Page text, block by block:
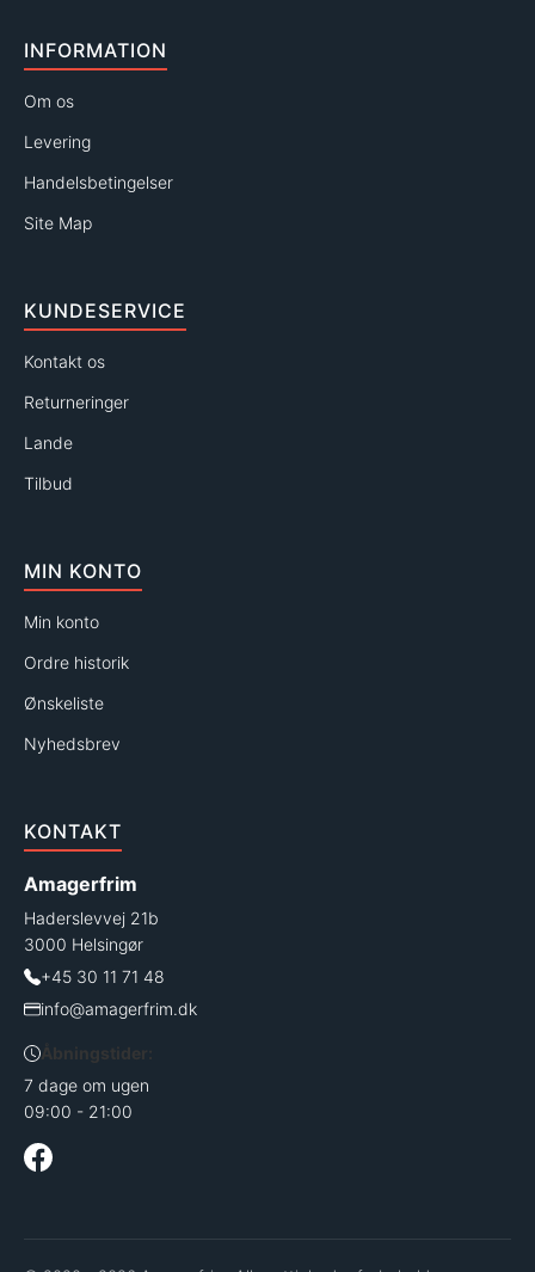
INFORMATION
Om os
Levering
Handelsbetingelser
Site Map
KUNDESERVICE
Kontakt os
Returneringer
Lande
Tilbud
MIN KONTO
Min konto
Ordre historik
Ønskeliste
Nyhedsbrev
KONTAKT
Amagerfrim
Haderslevvej 21b
3000 Helsingør
+45 30 11 71 48
info@amagerfrim.dk
Åbningstider:
7 dage om ugen
09:00 - 21:00